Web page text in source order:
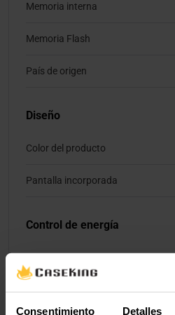
Consentimiento Detalles
Memoria interna
Memoria Flash
País de origen
Diseño
Color del producto
Pantalla incorporada
Control de energía